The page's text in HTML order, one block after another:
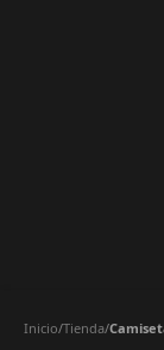
Inicio Tienda